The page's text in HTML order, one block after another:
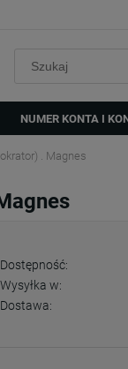
NUMER KONTA I
. Magnes
Dostępność:
Wysyłka w:
Dostawa: